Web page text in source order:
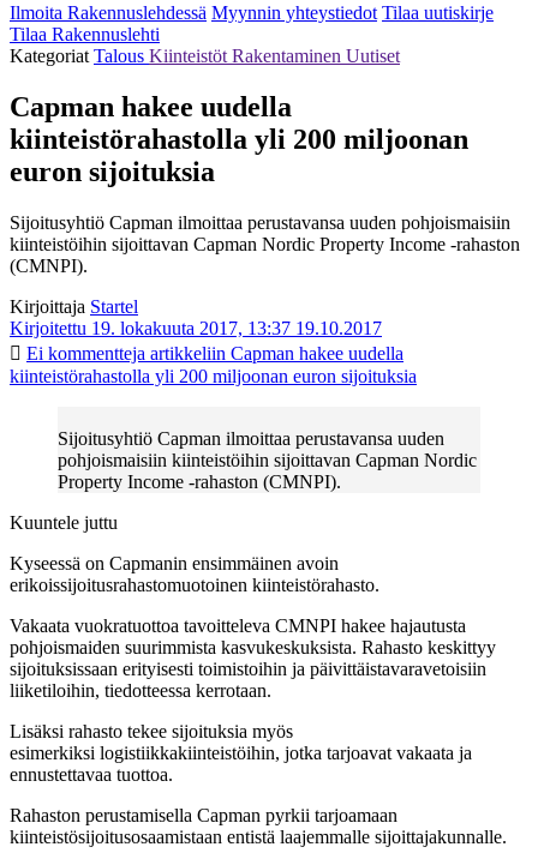
Ilmoita Rakennuslehdessä Myynnin yhteystiedot Tilaa uutiskirje
Tilaa Rakennuslehti
Kategoriat Talous Kiinteistöt Rakentaminen Uutiset
Capman hakee uudella
kiinteistörahastolla yli 200 miljoonan
euron sijoituksia
Sijoitusyhtiö Capman ilmoittaa perustavansa uuden pohjoismaisiin
kiinteistöihin sijoittavan Capman Nordic Property Income -rahaston
(CMNPI).
Kirjoittaja Startel
Kirjoitettu 19. lokakuuta 2017, 13:37 19.10.2017
Ei kommentteja artikkeliin Capman hakee uudella
kiinteistörahastolla yli 200 miljoonan euron sijoituksia
Sijoitusyhtiö Capman ilmoittaa perustavansa uuden
pohjoismaisiin kiinteistöihin sijoittavan Capman Nordic
Property Income -rahaston (CMNPI).
Kuuntele juttu
Kyseessä on Capmanin ensimmäinen avoin
erikoissijoitusrahastomuotoinen kiinteistörahasto.
Vakaata vuokratuottoa tavoitteleva CMNPI hakee hajautusta
pohjoismaiden suurimmista kasvukeskuksista. Rahasto keskittyy
sijoituksissaan erityisesti toimistoihin ja päivittäistavaravetoisiin
liiketiloihin, tiedotteessa kerrotaan.
Lisäksi rahasto tekee sijoituksia myös
esimerkiksi logistiikkakiinteistöihin, jotka tarjoavat vakaata ja
ennustettavaa tuottoa.
Rahaston perustamisella Capman pyrkii tarjoamaan
kiinteistösijoitusosaamistaan entistä laajemmalle sijoittajakunnalle.